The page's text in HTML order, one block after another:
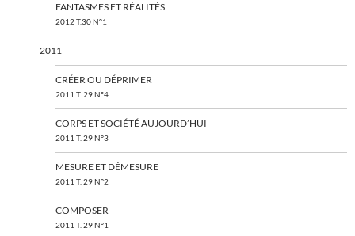
FANTASMES ET RÉALITÉS
2012 T.30 N°1
2011
CRÉER OU DÉPRIMER
2011 T. 29 N°4
CORPS ET SOCIÉTÉ AUJOURD’HUI
2011 T. 29 N°3
MESURE ET DÉMESURE
2011 T. 29 N°2
COMPOSER
2011 T. 29 N°1